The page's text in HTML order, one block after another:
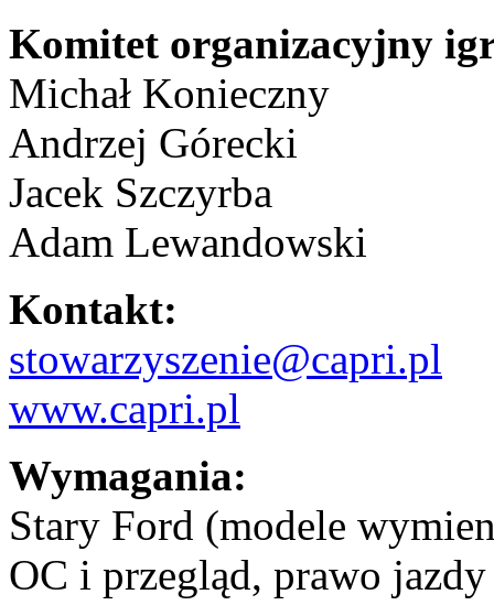
Komitet organizacyjny
Michał Konieczny
Andrzej Górecki
Jacek Szczyrba
Adam Lewandowski
Kontakt:
stowarzyszenie@capri.pl
www.capri.pl
Wymagania:
Stary Ford (modele
OC i przegląd, prawo